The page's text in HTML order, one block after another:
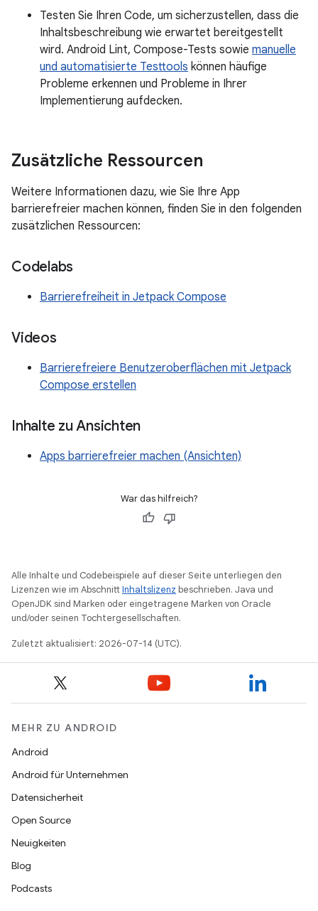
Testen Sie Ihren Code, um sicherzustellen, dass die
Inhaltsbeschreibung wie erwartet bereitgestellt
wird. Android Lint, Compose-Tests sowie manuelle
und automatisierte Testtools können häufige
Probleme erkennen und Probleme in Ihrer
Implementierung aufdecken.
Zusätzliche Ressourcen
Weitere Informationen dazu, wie Sie Ihre App
barrierefreier machen können, finden Sie in den folgenden
zusätzlichen Ressourcen:
Codelabs
Barrierefreiheit in Jetpack Compose
Videos
Barrierefreiere Benutzeroberflächen mit Jetpack
Compose erstellen
Inhalte zu Ansichten
Apps barrierefreier machen (Ansichten)
War das hilfreich?
Alle Inhalte und Codebeispiele auf dieser Seite unterliegen den
Lizenzen wie im AbschnittInhaltslizenz beschrieben. Java und
OpenJDK sind Marken oder eingetragene Marken von Oracle
und/oder seinen Tochtergesellschaften.
Zuletzt aktualisiert: 2026-07-14 (UTC).
MEHR ZU ANDROID
Android
Android für Unternehmen
Datensicherheit
Open Source
Neuigkeiten
Blog
Podcasts